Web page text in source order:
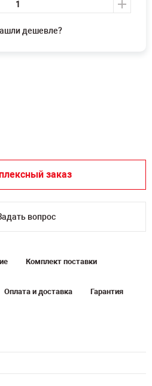
дешевле?
заказ
вопрос
Комплект поставки
Оплата и доставка Гарантия